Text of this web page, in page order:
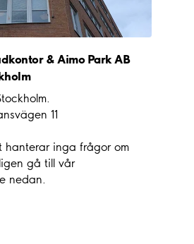
& Aimo Park AB
11
hanterar inga frågor om
gå till vår
nedan.